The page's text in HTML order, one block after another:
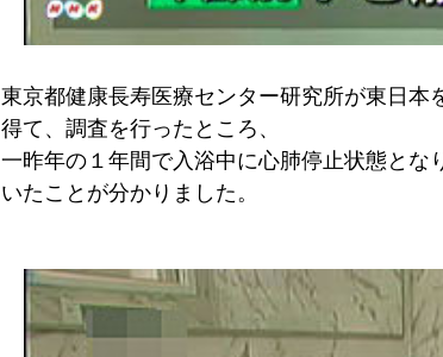
東京都健康長寿医療センター研究所が東日
得て、調査を行ったところ、
一昨年の１年間で入浴中に心肺停止状態と
いたことが分かりました。